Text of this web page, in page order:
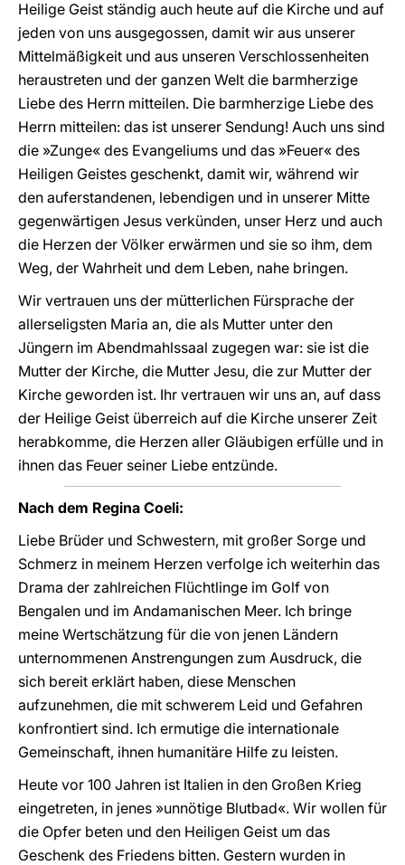
Heilige Geist ständig auch heute auf die Kirche und auf
jeden von uns ausgegossen, damit wir aus unserer
Mittelmäßigkeit und aus unseren Verschlossenheiten
heraustreten und der ganzen Welt die barmherzige
Liebe des Herrn mitteilen. Die barmherzige Liebe des
Herrn mitteilen: das ist unserer Sendung! Auch uns sind
die »Zunge« des Evangeliums und das »Feuer« des
Heiligen Geistes geschenkt, damit wir, während wir
den auferstandenen, lebendigen und in unserer Mitte
gegenwärtigen Jesus verkünden, unser Herz und auch
die Herzen der Völker erwärmen und sie so ihm, dem
Weg, der Wahrheit und dem Leben, nahe bringen.
Wir vertrauen uns der mütterlichen Fürsprache der
allerseligsten Maria an, die als Mutter unter den
Jüngern im Abendmahlssaal zugegen war: sie ist die
Mutter der Kirche, die Mutter Jesu, die zur Mutter der
Kirche geworden ist. Ihr vertrauen wir uns an, auf dass
der Heilige Geist überreich auf die Kirche unserer Zeit
herabkomme, die Herzen aller Gläubigen erfülle und in
ihnen das Feuer seiner Liebe entzünde.
Nach dem Regina Coeli:
Liebe Brüder und Schwestern, mit großer Sorge und
Schmerz in meinem Herzen verfolge ich weiterhin das
Drama der zahlreichen Flüchtlinge im Golf von
Bengalen und im Andamanischen Meer. Ich bringe
meine Wertschätzung für die von jenen Ländern
unternommenen Anstrengungen zum Ausdruck, die
sich bereit erklärt haben, diese Menschen
aufzunehmen, die mit schwerem Leid und Gefahren
konfrontiert sind. Ich ermutige die internationale
Gemeinschaft, ihnen humanitäre Hilfe zu leisten.
Heute vor 100 Jahren ist Italien in den Großen Krieg
eingetreten, in jenes »unnötige Blutbad«. Wir wollen für
die Opfer beten und den Heiligen Geist um das
Geschenk des Friedens bitten. Gestern wurden in